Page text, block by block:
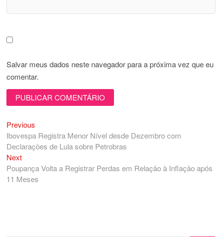
Salvar meus dados neste navegador para a próxima vez que eu
comentar.
Navegação
de
Post
Previous
post:
Ibovespa Registra Menor Nível desde Dezembro com
Declarações de Lula sobre Petrobras
NextNext
post:
Poupança Volta a Registrar Perdas em Relação à Inflação após
11 Meses